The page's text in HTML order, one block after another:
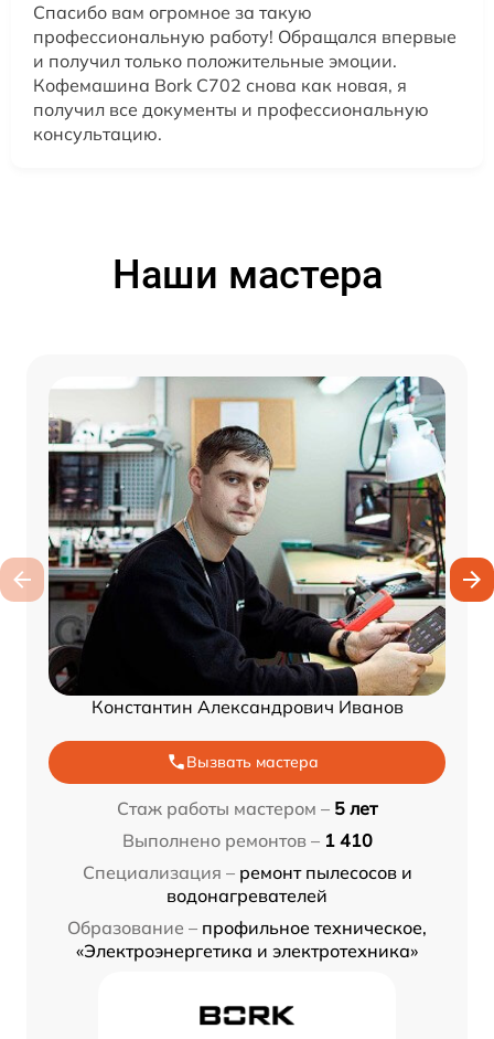
Спасибо вам огромное за такую
профессиональную работу! Обращался впервые
и получил только положительные эмоции.
Кофемашина Bork C702 снова как новая, я
получил все документы и профессиональную
консультацию.
Наши мастера
Константин Александрович Иванов
Вызвать мастера
Стаж работы мастером – 5 лет
Выполнено ремонтов – 1 410
Специализация – ремонт пылесосов и
водонагревателей
Образование – профильное техническое,
«Электроэнергетика и электротехника»